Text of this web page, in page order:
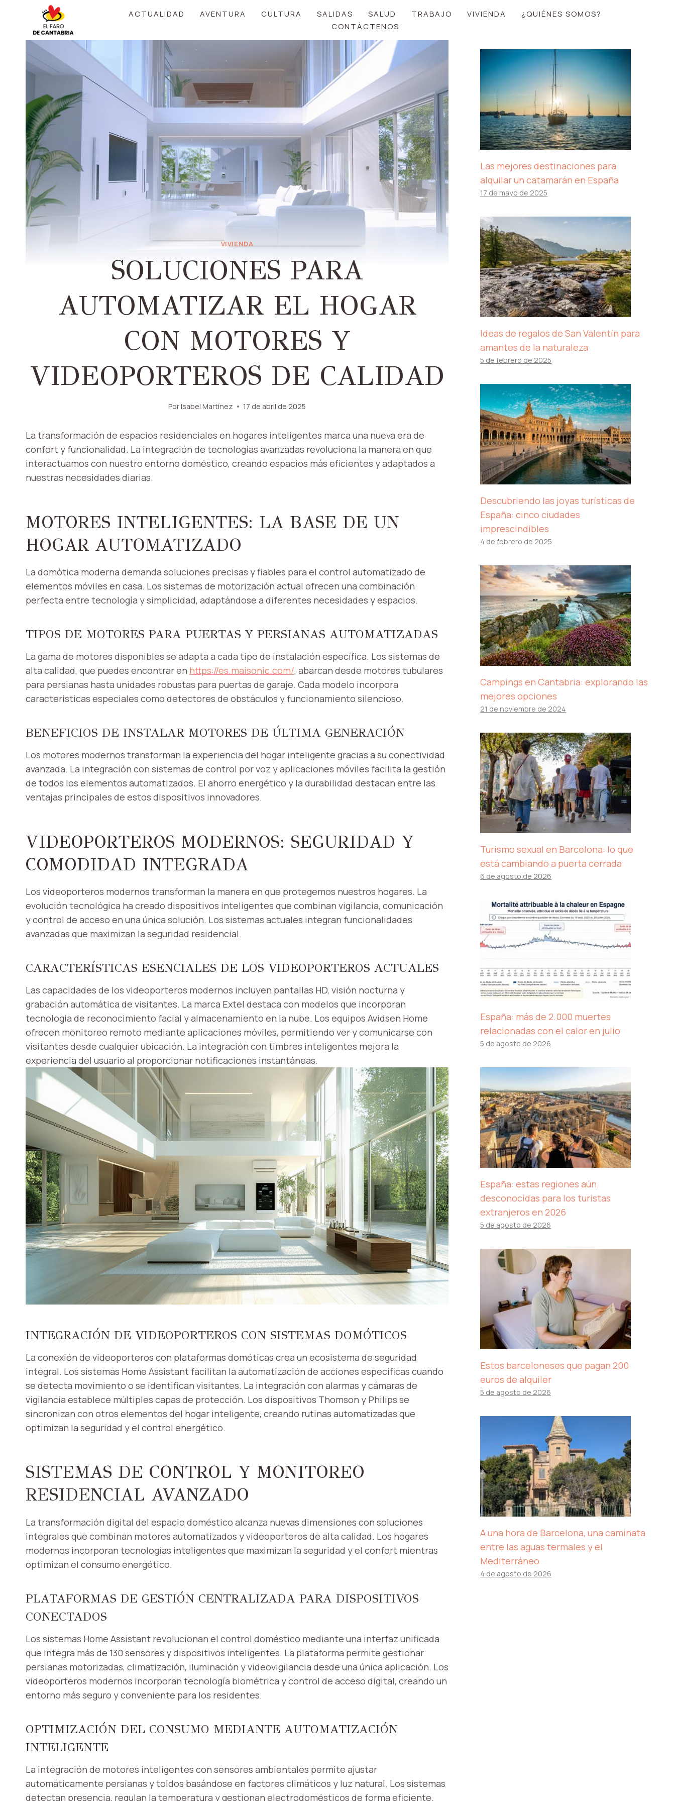
contenido
ACTUALIDAD AVENTURA CULTURA SALIDAS SALUD TRABAJO VIVIENDA
¿QUIÉNES SOMOS?
CONTÁCTENOS
VIVIENDA
SOLUCIONES PARA
AUTOMATIZAR EL HOGAR
CON MOTORES Y
VIDEOPORTEROS DE CALIDAD
PorIsabel Martínez 17 de abril de 2025
La transformación de espacios residenciales en hogares inteligentes marca una nueva era de
confort y funcionalidad. La integración de tecnologías avanzadas revoluciona la manera en que
interactuamos con nuestro entorno doméstico, creando espacios más eficientes y adaptados a
nuestras necesidades diarias.
MOTORES INTELIGENTES: LA BASE DE UN
HOGAR AUTOMATIZADO
La domótica moderna demanda soluciones precisas y fiables para el control automatizado de
elementos móviles en casa. Los sistemas de motorización actual ofrecen una combinación
perfecta entre tecnología y simplicidad, adaptándose a diferentes necesidades y espacios.
TIPOS DE MOTORES PARA PUERTAS Y PERSIANAS AUTOMATIZADAS
La gama de motores disponibles se adapta a cada tipo de instalación específica. Los sistemas de
alta calidad, que puedes encontrar en https://es.maisonic.com/, abarcan desde motores tubulares
para persianas hasta unidades robustas para puertas de garaje. Cada modelo incorpora
características especiales como detectores de obstáculos y funcionamiento silencioso.
BENEFICIOS DE INSTALAR MOTORES DE ÚLTIMA GENERACIÓN
Los motores modernos transforman la experiencia del hogar inteligente gracias a su conectividad
avanzada. La integración con sistemas de control por voz y aplicaciones móviles facilita la gestión
de todos los elementos automatizados. El ahorro energético y la durabilidad destacan entre las
ventajas principales de estos dispositivos innovadores.
VIDEOPORTEROS MODERNOS: SEGURIDAD Y
COMODIDAD INTEGRADA
Los videoporteros modernos transforman la manera en que protegemos nuestros hogares. La
evolución tecnológica ha creado dispositivos inteligentes que combinan vigilancia, comunicación
y control de acceso en una única solución. Los sistemas actuales integran funcionalidades
avanzadas que maximizan la seguridad residencial.
CARACTERÍSTICAS ESENCIALES DE LOS VIDEOPORTEROS ACTUALES
Las capacidades de los videoporteros modernos incluyen pantallas HD, visión nocturna y
grabación automática de visitantes. La marca Extel destaca con modelos que incorporan
tecnología de reconocimiento facial y almacenamiento en la nube. Los equipos Avidsen Home
ofrecen monitoreo remoto mediante aplicaciones móviles, permitiendo ver y comunicarse con
visitantes desde cualquier ubicación. La integración con timbres inteligentes mejora la
experiencia del usuario al proporcionar notificaciones instantáneas.
INTEGRACIÓN DE VIDEOPORTEROS CON SISTEMAS DOMÓTICOS
La conexión de videoporteros con plataformas domóticas crea un ecosistema de seguridad
integral. Los sistemas Home Assistant facilitan la automatización de acciones específicas cuando
se detecta movimiento o se identifican visitantes. La integración con alarmas y cámaras de
vigilancia establece múltiples capas de protección. Los dispositivos Thomson y Philips se
sincronizan con otros elementos del hogar inteligente, creando rutinas automatizadas que
optimizan la seguridad y el control energético.
SISTEMAS DE CONTROL Y MONITOREO
RESIDENCIAL AVANZADO
La transformación digital del espacio doméstico alcanza nuevas dimensiones con soluciones
integrales que combinan motores automatizados y videoporteros de alta calidad. Los hogares
modernos incorporan tecnologías inteligentes que maximizan la seguridad y el confort mientras
optimizan el consumo energético.
PLATAFORMAS DE GESTIÓN CENTRALIZADA PARA DISPOSITIVOS
CONECTADOS
Los sistemas Home Assistant revolucionan el control doméstico mediante una interfaz unificada
que integra más de 130 sensores y dispositivos inteligentes. La plataforma permite gestionar
persianas motorizadas, climatización, iluminación y videovigilancia desde una única aplicación. Los
videoporteros modernos incorporan tecnología biométrica y control de acceso digital, creando un
entorno más seguro y conveniente para los residentes.
OPTIMIZACIÓN DEL CONSUMO MEDIANTE AUTOMATIZACIÓN
INTELIGENTE
La integración de motores inteligentes con sensores ambientales permite ajustar
automáticamente persianas y toldos basándose en factores climáticos y luz natural. Los sistemas
detectan presencia, regulan la temperatura y gestionan electrodomésticos de forma eficiente.
Las mejores destinaciones para
alquilar un catamarán en España
17 de mayo de 2025
Ideas de regalos de San Valentín para
amantes de la naturaleza
5 de febrero de 2025
Descubriendo las joyas turísticas de
España: cinco ciudades
imprescindibles
4 de febrero de 2025
Campings en Cantabria: explorando las
mejores opciones
21 de noviembre de 2024
Turismo sexual en Barcelona: lo que
está cambiando a puerta cerrada
6 de agosto de 2026
España: más de 2.000 muertes
relacionadas con el calor en julio
5 de agosto de 2026
España: estas regiones aún
desconocidas para los turistas
extranjeros en 2026
5 de agosto de 2026
Estos barceloneses que pagan 200
euros de alquiler
5 de agosto de 2026
A una hora de Barcelona, ​​una caminata
entre las aguas termales y el
Mediterráneo
4 de agosto de 2026